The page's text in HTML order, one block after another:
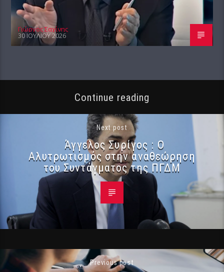
Γιώργος Σαχίνης
30 ΙΟΥΛΊΟΥ 2026
Continue reading
Next post
Άγγελος Συρίγος : Ο
Αλυτρωτισμός στην αναθεώρηση
του Συντάγματος της ΠΓΔΜ
Previous post